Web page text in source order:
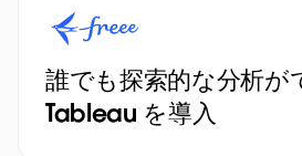
誰でも探索的な分析が
Tableau を導入